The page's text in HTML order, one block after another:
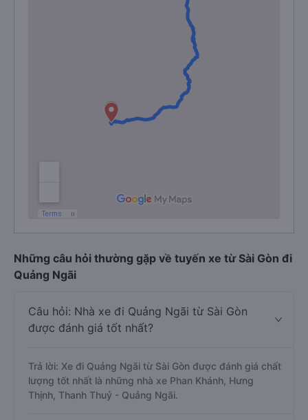
Những câu hỏi thường gặp về tuyến xe từ Sài Gòn đi
Quảng Ngãi
Câu hỏi: Nhà xe đi Quảng Ngãi từ Sài Gòn
được đánh giá tốt nhất?
Trả lời: Xe đi Quảng Ngãi từ Sài Gòn được đánh giá chất
lượng tốt nhất là những nhà xe Phan Khánh, Hưng
Thịnh, Thanh Thuỷ - Quảng Ngãi.